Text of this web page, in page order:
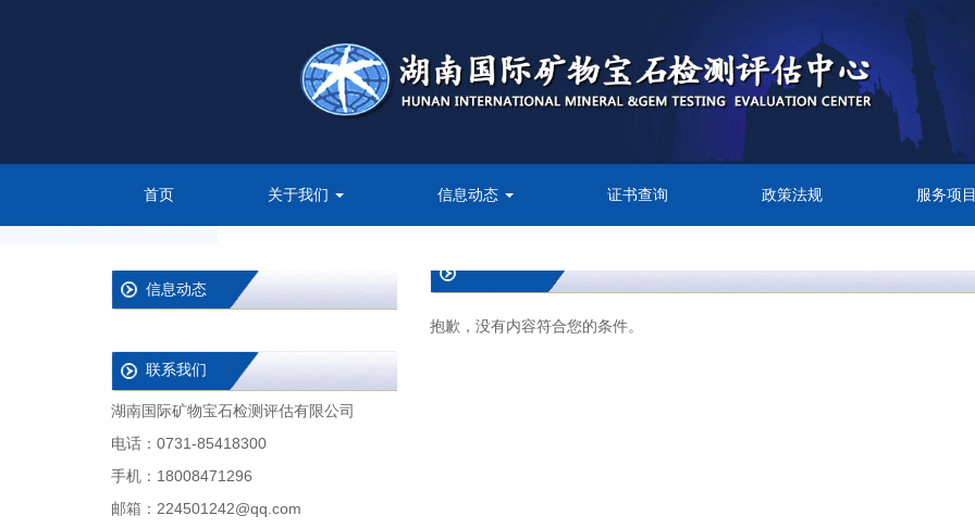
首页 关于我们 信息动态 证书查询 政策法规 服务项目
抱歉，没有内容符合您的条件。
信息动态
联系我们
湖南国际矿物宝石检测评估有限公司
电话：0731-85418300
手机：18008471296
邮箱：224501242@qq.com